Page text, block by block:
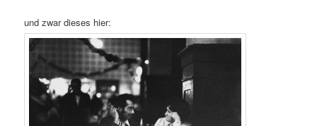
und zwar dieses hier: